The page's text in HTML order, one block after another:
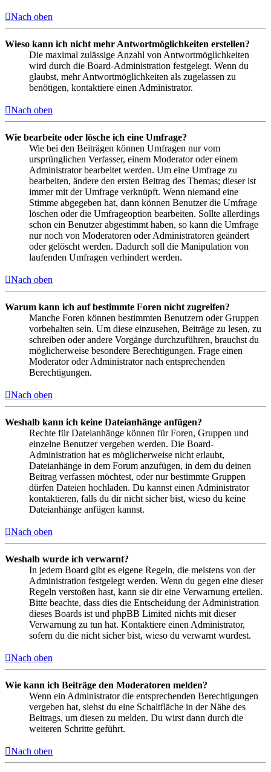
Nach oben
Wieso kann ich nicht mehr Antwortmöglichkeiten erstellen?
Die maximal zulässige Anzahl von Antwortmöglichkeiten
wird durch die Board-Administration festgelegt. Wenn du
glaubst, mehr Antwortmöglichkeiten als zugelassen zu
benötigen, kontaktiere einen Administrator.
Nach oben
Wie bearbeite oder lösche ich eine Umfrage?
Wie bei den Beiträgen können Umfragen nur vom
ursprünglichen Verfasser, einem Moderator oder einem
Administrator bearbeitet werden. Um eine Umfrage zu
bearbeiten, ändere den ersten Beitrag des Themas; dieser ist
immer mit der Umfrage verknüpft. Wenn niemand eine
Stimme abgegeben hat, dann können Benutzer die Umfrage
löschen oder die Umfrageoption bearbeiten. Sollte allerdings
schon ein Benutzer abgestimmt haben, so kann die Umfrage
nur noch von Moderatoren oder Administratoren geändert
oder gelöscht werden. Dadurch soll die Manipulation von
laufenden Umfragen verhindert werden.
Nach oben
Warum kann ich auf bestimmte Foren nicht zugreifen?
Manche Foren können bestimmten Benutzern oder Gruppen
vorbehalten sein. Um diese einzusehen, Beiträge zu lesen, zu
schreiben oder andere Vorgänge durchzuführen, brauchst du
möglicherweise besondere Berechtigungen. Frage einen
Moderator oder Administrator nach entsprechenden
Berechtigungen.
Nach oben
Weshalb kann ich keine Dateianhänge anfügen?
Rechte für Dateianhänge können für Foren, Gruppen und
einzelne Benutzer vergeben werden. Die Board-
Administration hat es möglicherweise nicht erlaubt,
Dateianhänge in dem Forum anzufügen, in dem du deinen
Beitrag verfassen möchtest, oder nur bestimmte Gruppen
dürfen Dateien hochladen. Du kannst einen Administrator
kontaktieren, falls du dir nicht sicher bist, wieso du keine
Dateianhänge anfügen kannst.
Nach oben
Weshalb wurde ich verwarnt?
In jedem Board gibt es eigene Regeln, die meistens von der
Administration festgelegt werden. Wenn du gegen eine dieser
Regeln verstoßen hast, kann sie dir eine Verwarnung erteilen.
Bitte beachte, dass dies die Entscheidung der Administration
dieses Boards ist und phpBB Limited nichts mit dieser
Verwarnung zu tun hat. Kontaktiere einen Administrator,
sofern du die nicht sicher bist, wieso du verwarnt wurdest.
Nach oben
Wie kann ich Beiträge den Moderatoren melden?
Wenn ein Administrator die entsprechenden Berechtigungen
vergeben hat, siehst du eine Schaltfläche in der Nähe des
Beitrags, um diesen zu melden. Du wirst dann durch die
weiteren Schritte geführt.
Nach oben